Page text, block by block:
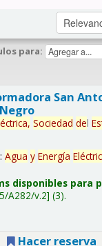
para:
San
Sociedad del
Agua y Energía
disponibles para
A282/v.2 (3).
Hacer reserva